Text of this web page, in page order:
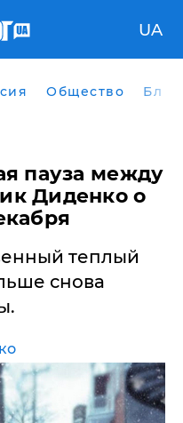
UA
Общество
пауза между
Диденко о
теплый
снова